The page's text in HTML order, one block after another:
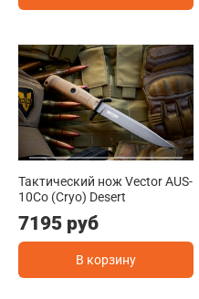
Тактический нож Vector AUS-
10Co (Cryo) Desert
7195 руб
В корзину